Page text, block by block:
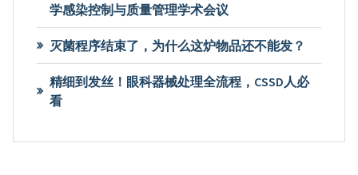
学感染控制与质量管理学术会议
灭菌程序结束了，为什么这炉物品还不能发？
精细到发丝！眼科器械处理全流程，CSSD人必
看